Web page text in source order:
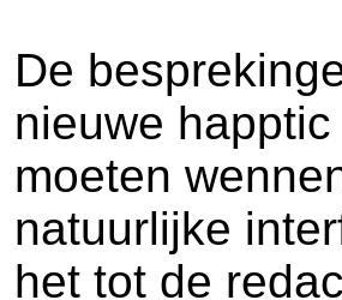
De
nieuwe
moeten
natuurlijke
het tot de